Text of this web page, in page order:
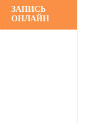
ЗАПИСЬ
ОНЛАЙН